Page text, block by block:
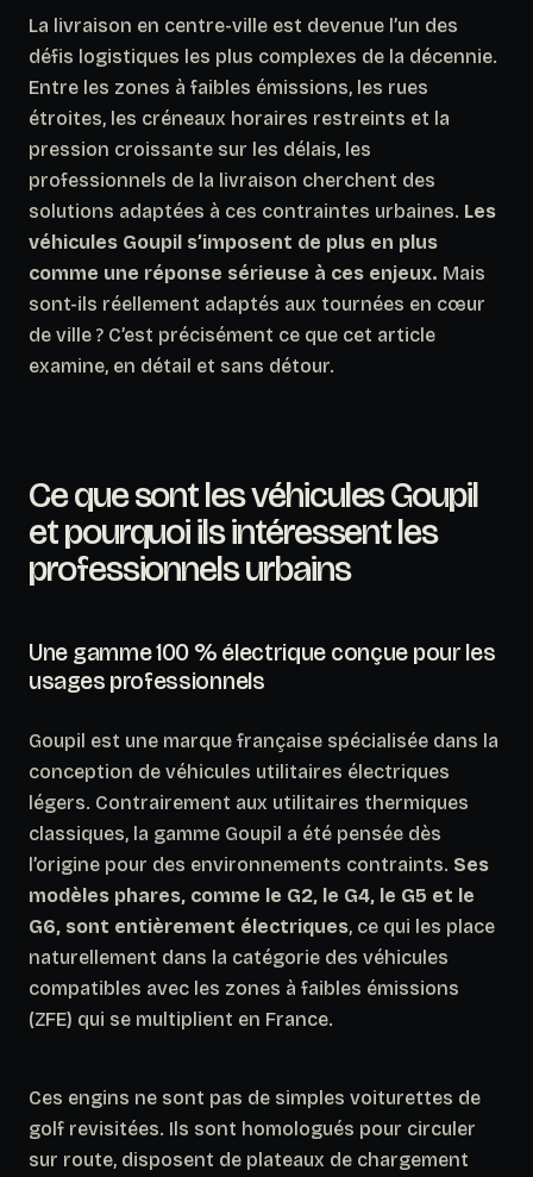
La livraison en centre-ville est devenue l’un des
défis logistiques les plus complexes de la décennie.
Entre les zones à faibles émissions, les rues
étroites, les créneaux horaires restreints et la
pression croissante sur les délais, les
professionnels de la livraison cherchent des
solutions adaptées à ces contraintes urbaines. Les
véhicules Goupil s’imposent de plus en plus
comme une réponse sérieuse à ces enjeux. Mais
sont-ils réellement adaptés aux tournées en cœur
de ville ? C’est précisément ce que cet article
examine, en détail et sans détour.
Ce que sont les véhicules Goupil
et pourquoi ils intéressent les
professionnels urbains
Une gamme 100 % électrique conçue pour les
usages professionnels
Goupil est une marque française spécialisée dans la
conception de véhicules utilitaires électriques
légers. Contrairement aux utilitaires thermiques
classiques, la gamme Goupil a été pensée dès
l’origine pour des environnements contraints. Ses
modèles phares, comme le G2, le G4, le G5 et le
G6, sont entièrement électriques, ce qui les place
naturellement dans la catégorie des véhicules
compatibles avec les zones à faibles émissions
(ZFE) qui se multiplient en France.
Ces engins ne sont pas de simples voiturettes de
golf revisitées. Ils sont homologués pour circuler
sur route, disposent de plateaux de chargement